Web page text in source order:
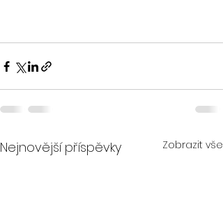
Nejnovější příspěvky Zobrazit vše